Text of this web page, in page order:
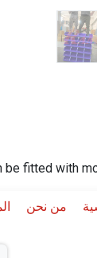
be fitted with
من نحن